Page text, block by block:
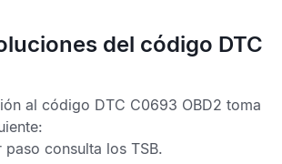
del código DTC
al código DTC C0693 OBD2 toma
paso consulta los TSB.